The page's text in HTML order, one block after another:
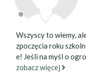
Wszyscy to wiemy,
zpoczęcia roku
e! Jeśli na myśl o
zobacz więcej